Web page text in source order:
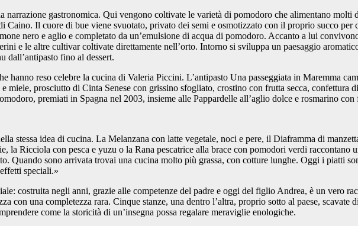
gastronomica. Qui vengono coltivate le varietà di pomodoro che alimentano molti
Caino. Il cuore di bue viene svuotato, privato dei semi e osmotizzato con il proprio succo
nero e aglio e completato da un’emulsione di acqua di pomodoro. Accanto a lui
e le altre cultivar coltivate direttamente nell’orto. Intorno si sviluppa un paesaggio
dall’antipasto fino al dessert.
hanno reso celebre la cucina di Valeria Piccini. L’antipasto Una passeggiata in Maremma
prosciutto di Cinta Senese con grissino sfogliato, crostino con frutta secca, confettura
premiati in Spagna nel 2003, insieme alle Pappardelle all’aglio dolce e rosmarino con
stessa idea di cucina. La Melanzana con latte vegetale, noci e pere, il Diaframma di
, la Ricciola con pesca e yuzu o la Rana pescatrice alla brace con pomodori verdi raccontano
Quando sono arrivata trovai una cucina molto più grassa, con cotture lunghe. Oggi i piatti
speciali.»
costruita negli anni, grazie alle competenze del padre e oggi del figlio Andrea, è un vero
con una completezza rara. Cinque stanze, una dentro l’altra, proprio sotto al paese, scavate
come la storicità di un’insegna possa regalare meraviglie enologiche.